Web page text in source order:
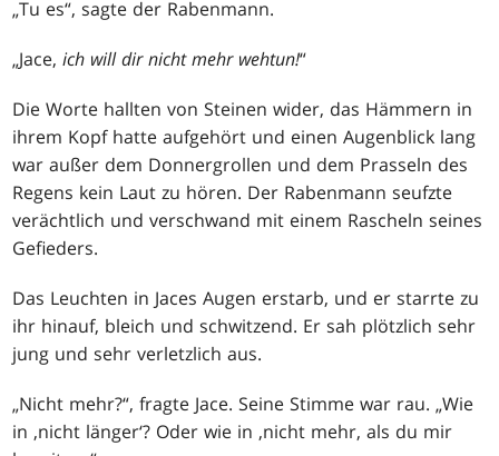
„Tu es“, sagte der Rabenmann.
„Jace, ich will dir nicht mehr wehtun!“
Die Worte hallten von Steinen wider, das Hämmern in
ihrem Kopf hatte aufgehört und einen Augenblick lang
war außer dem Donnergrollen und dem Prasseln des
Regens kein Laut zu hören. Der Rabenmann seufzte
verächtlich und verschwand mit einem Rascheln seines
Gefieders.
Das Leuchten in Jaces Augen erstarb, und er starrte zu
ihr hinauf, bleich und schwitzend. Er sah plötzlich sehr
jung und sehr verletzlich aus.
„Nicht mehr?“, fragte Jace. Seine Stimme war rau. „Wie
in ‚nicht länger‘? Oder wie in ‚nicht mehr, als du mir